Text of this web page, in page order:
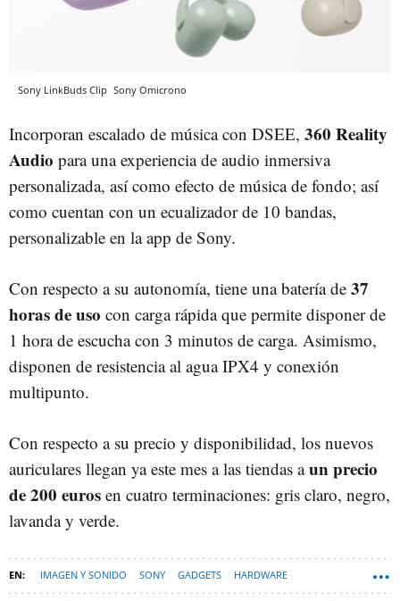
Sony LinkBuds Clip Sony Omicrono
Incorporan escalado de música con DSEE, 360 Reality
Audio para una experiencia de audio inmersiva
personalizada, así como efecto de música de fondo; así
como cuentan con un ecualizador de 10 bandas,
personalizable en la app de Sony.
Con respecto a su autonomía, tiene una batería de 37
horas de uso con carga rápida que permite disponer de
1 hora de escucha con 3 minutos de carga. Asimismo,
disponen de resistencia al agua IPX4 y conexión
multipunto.
Con respecto a su precio y disponibilidad, los nuevos
auriculares llegan ya este mes a las tiendas aun precio
de 200 euros en cuatro terminaciones: gris claro, negro,
lavanda y verde.
IMAGEN Y SONIDO SONY GADGETS HARDWARE